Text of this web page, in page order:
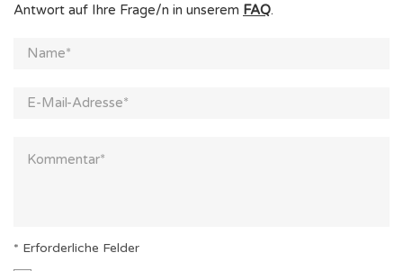
Antwort auf Ihre Frage/n in unserem FAQ.
* Erforderliche Felder